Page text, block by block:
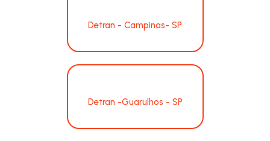
Detran - Campinas- SP
Detran -Guarulhos - SP